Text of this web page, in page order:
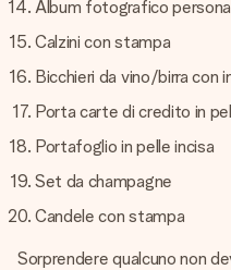
Album fotografico
Calzini con stampa
Bicchieri da vino/birra con
Porta carte di credito in
Portafoglio in pelle incisa
Set da champagne
Candele con stampa
Sorprendere qualcuno non